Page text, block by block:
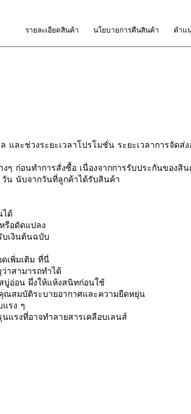
รายละเอียดสินค้า นโยบายการคืนสินค้า คำแ
และช่วงระยะเวลาโปรโมชั่น ระยะเวลาการจั
ก่อนทำการสั่งซื้อ เนื่องจากการรับประกันของสิ
น นับจากวันที่ลูกค้าได้รับสินค้า
ได้
รือดัดแปลง
เงินต้นฉบับ
เพิ่มเติม ที่นี่
าสามารถทำได้
อ่อน ผึ่งให้แห้งสนิทก่อนใช้
ณสมบัติระบายอากาศและความยืดหยุ่น
รง ๆ
แรงที่อาจทำลายสารเคลือบเลนส์